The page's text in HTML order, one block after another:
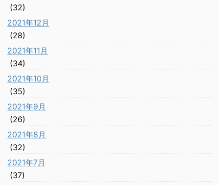
(32)
2021年12月
(28)
2021年11月
(34)
2021年10月
(35)
2021年9月
(26)
2021年8月
(32)
2021年7月
(37)